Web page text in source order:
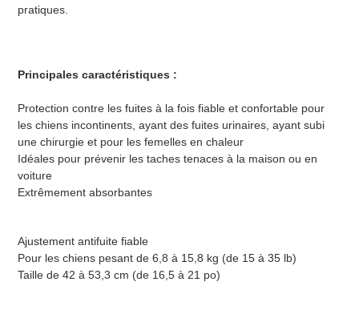
pratiques.
Principales caractéristiques :
Protection contre les fuites à la fois fiable et confortable pour
les chiens incontinents, ayant des fuites urinaires, ayant subi
une chirurgie et pour les femelles en chaleur
Idéales pour prévenir les taches tenaces à la maison ou en
voiture
Extrêmement absorbantes
Ajustement antifuite fiable
Pour les chiens pesant de 6,8 à 15,8 kg (de 15 à 35 lb)
Taille de 42 à 53,3 cm (de 16,5 à 21 po)